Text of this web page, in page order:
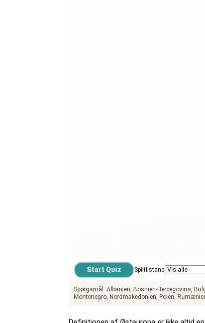
Spiltilstand
Spørgsmål: Albanien Bosnien-Hercegovina
Montenegro Nordmakedonien Polen